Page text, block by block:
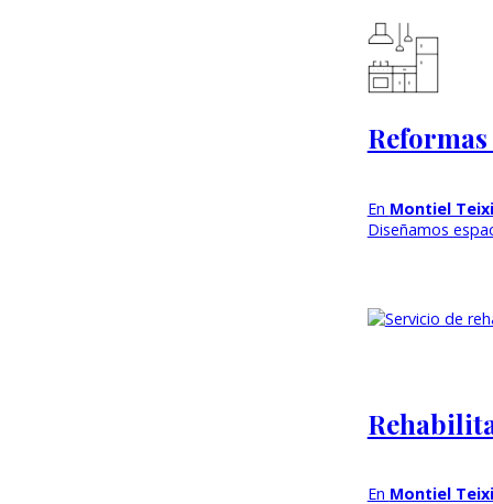
En Montiel
Diseñamos
En Montiel